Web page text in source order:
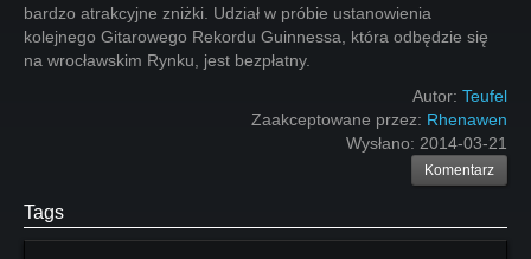
bardzo atrakcyjne zniżki. Udział w próbie ustanowienia
kolejnego Gitarowego Rekordu Guinnessa, która odbędzie się
na wrocławskim Rynku, jest bezpłatny.
Autor: Teufel
Zaakceptowane przez: Rhenawen
Wysłano: 2014-03-21
Komentarz
Tags